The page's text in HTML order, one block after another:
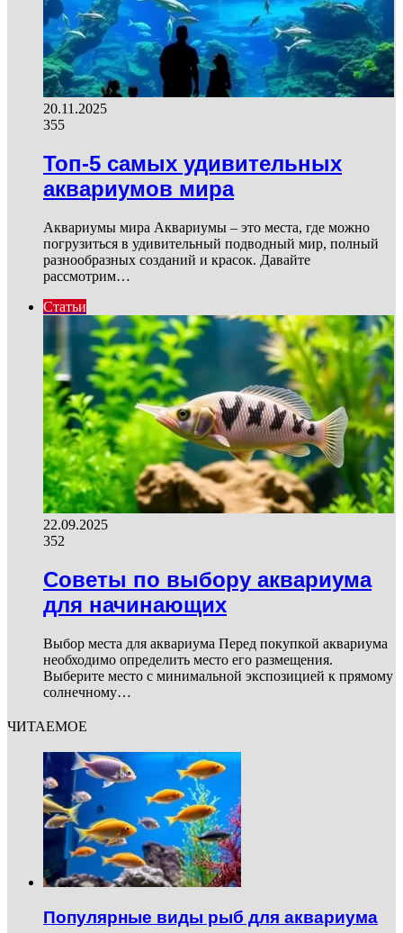
20.11.2025
355
Топ-5 самых удивительных
аквариумов мира
Аквариумы мира Аквариумы – это места, где можно
погрузиться в удивительный подводный мир, полный
разнообразных созданий и красок. Давайте
рассмотрим…
Статьи
22.09.2025
352
Советы по выбору аквариума
для начинающих
Выбор места для аквариума Перед покупкой аквариума
необходимо определить место его размещения.
Выберите место с минимальной экспозицией к прямому
солнечному…
ЧИТАЕМОЕ
Популярные виды рыб для аквариума